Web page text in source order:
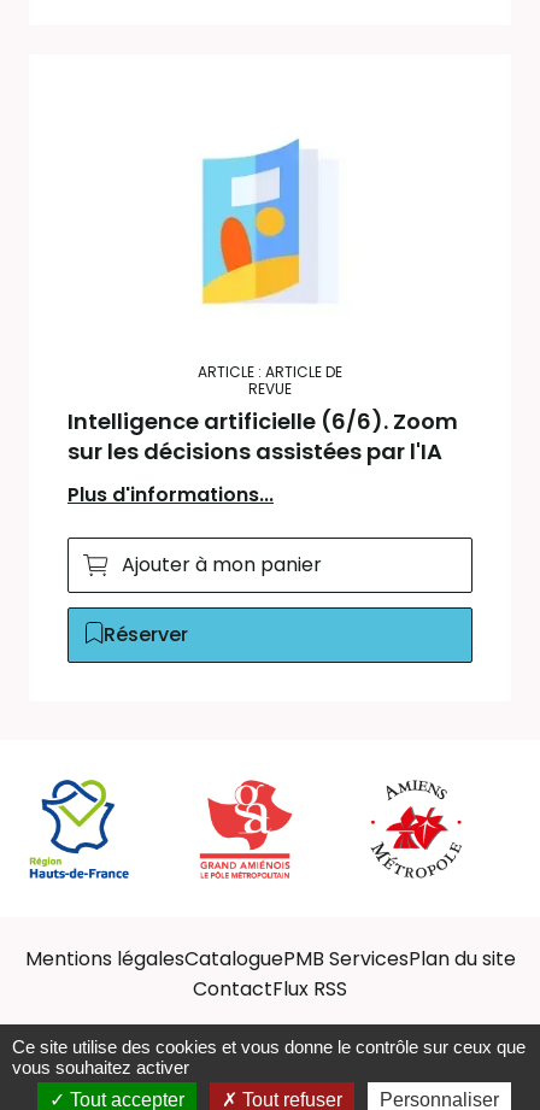
Afficher les ressources
ARTICLE : ARTICLE DE
REVUE
Intelligence artificielle (6/6). Zoom
sur les décisions assistées par l'IA
Plus d'informations...
Ajouter à mon panier
Réserver
Mentions légalesCataloguePMB ServicesPlan du site
ContactFlux RSS
Ce site utilise des cookies et vous donne le contrôle sur ceux que
vous souhaitez activer
Tout accepter
Tout refuser Personnaliser